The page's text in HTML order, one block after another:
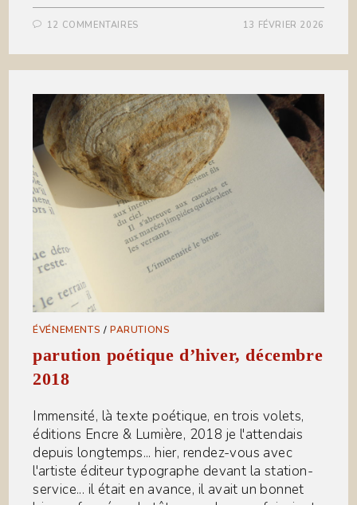
12 COMMENTAIRES 13 FÉVRIER 2026
ÉVÉNEMENTS /PARUTIONS
parution poétique d’hiver, décembre
2018
Immensité, là texte poétique, en trois volets,
éditions Encre & Lumière, 2018 je l'attendais
depuis longtemps... hier, rendez-vous avec
l'artiste éditeur typographe devant la station-
service... il était en avance, il avait un bonnet